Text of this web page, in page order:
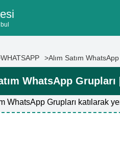
WHATSAPP Alım Satım
WhatsApp Grupları
WhatsApp Grupları katılarak